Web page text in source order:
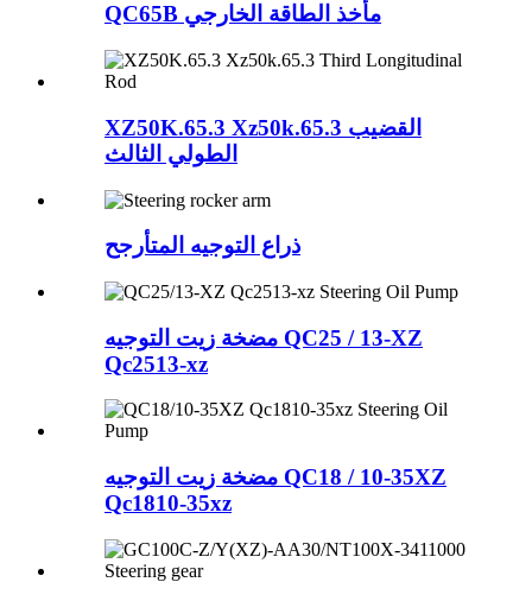
QC65B مأخذ الطاقة الخارجي
XZ50K.65.3 Xz50k.65.3 القضيب
الطولي الثالث
ذراع التوجيه المتأرجح
مضخة زيت التوجيه QC25 / 13-XZ
Qc2513-xz
مضخة زيت التوجيه QC18 / 10-35XZ
Qc1810-35xz